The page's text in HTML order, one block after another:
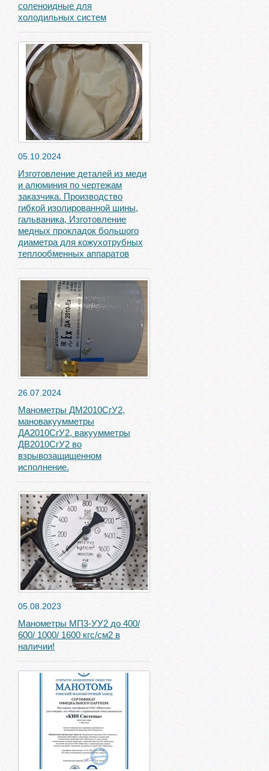
соленоидные для
холодильных систем
05.10.2024
Изготовление деталей из меди
и алюминия по чертежам
заказчика. Производство
гибкой изолированной шины,
гальваника, Изготовление
медных прокладок большого
диаметра для кожухотрубных
теплообменных аппаратов
26.07.2024
Манометры ДМ2010СгУ2,
мановакуумметры
ДА2010СгУ2, вакуумметры
ДВ2010СгУ2 во
взрывозащищенном
исполнение.
05.08.2023
Манометры МП3-УУ2 до 400/
600/ 1000/ 1600 кгс/см2 в
наличии!